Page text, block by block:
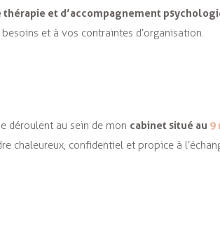
thérapie et d’accompagnement
et à vos contraintes d’organisation.
déroulent au sein de mon cabinet situé au 9
chaleureux, confidentiel et propice à